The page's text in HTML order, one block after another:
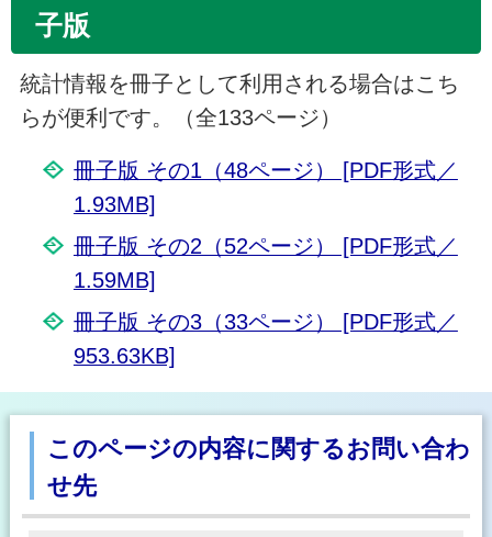
子版
統計情報を冊子として利用される場合はこち
らが便利です。（全133ページ）
冊子版 その1（48ページ） [PDF形式／
1.93MB]
冊子版 その2（52ページ） [PDF形式／
1.59MB]
冊子版 その3（33ページ） [PDF形式／
953.63KB]
このページの内容に関するお問い合わ
せ先